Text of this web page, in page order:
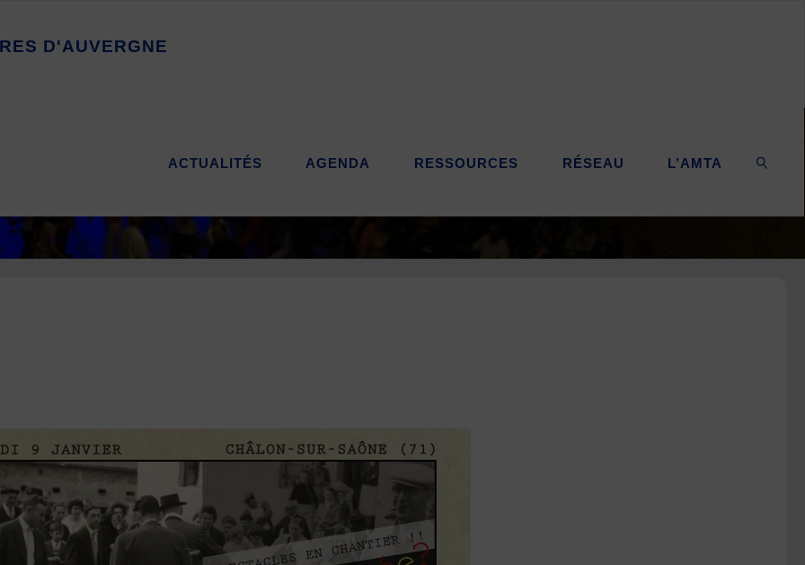
ES D'AUVERGNE
ACTUALITÉS AGENDA RESSOURCES RÉSEAU L’AMTA